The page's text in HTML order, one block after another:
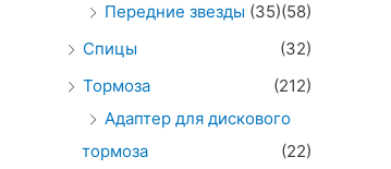
(58)
Передние звезды (35)
Спицы
(32)
Тормоза
(212)
Адаптер для дискового
тормоза
(22)